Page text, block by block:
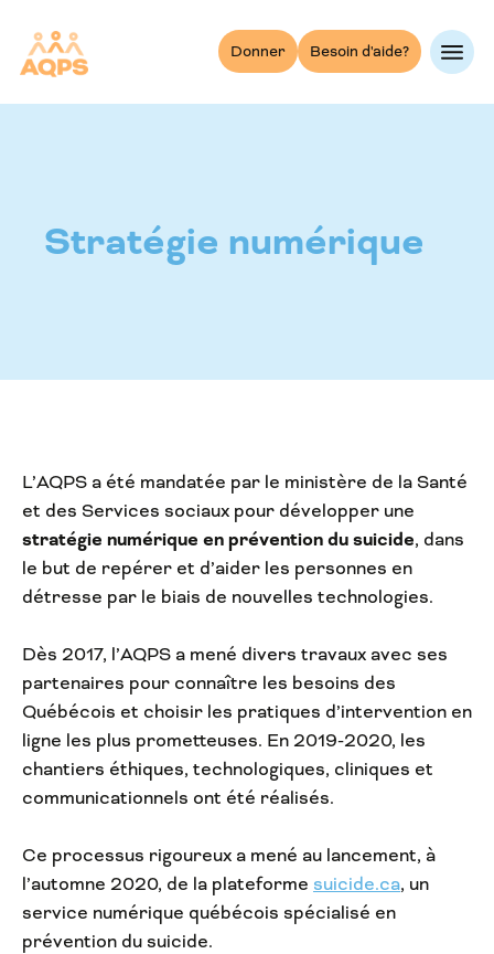
content
Donner Besoin d'aide?
Stratégie numérique
L’AQPS a été mandatée par le ministère de la Santé
et des Services sociaux pour développer une
stratégie numérique en prévention du suicide, dans
le but de repérer et d’aider les personnes en
détresse par le biais de nouvelles technologies.
Dès 2017, l’AQPS a mené divers travaux avec ses
partenaires pour connaître les besoins des
Québécois et choisir les pratiques d’intervention en
ligne les plus prometteuses. En 2019-2020, les
chantiers éthiques, technologiques, cliniques et
communicationnels ont été réalisés.
Ce processus rigoureux a mené au lancement, à
l’automne 2020, de la plateforme suicide.ca, un
service numérique québécois spécialisé en
prévention du suicide.